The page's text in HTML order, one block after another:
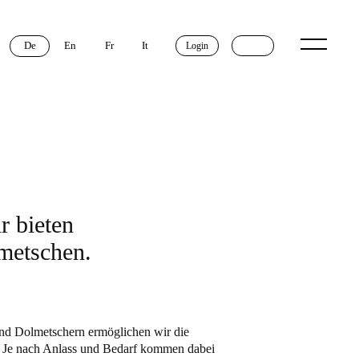
De En Fr It Login
bieten
Dolmetschern ermöglichen wir die
Je nach Anlass und Bedarf kommen dabei